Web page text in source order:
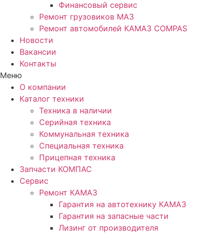
Финансовый сервис
Ремонт грузовиков МАЗ
Ремонт автомобилей КАМАЗ COMPAS
Новости
Вакансии
Контакты
Меню
О компании
Каталог техники
Техника в наличии
Серийная техника
Коммунальная техника
Специальная техника
Прицепная техника
Запчасти КОМПАС
Сервис
Ремонт КАМАЗ
Гарантия на автотехнику КАМАЗ
Гарантия на запасные части
Лизинг от производителя